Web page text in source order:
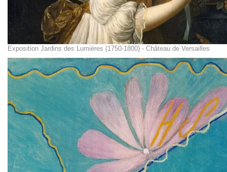
Exposition Jardins des Lumières (1750-1800) - Château de Versailles